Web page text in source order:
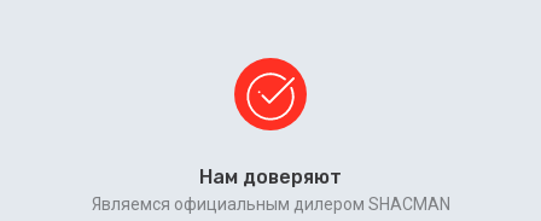
Нам доверяют
Являемся официальным дилером SHACMAN